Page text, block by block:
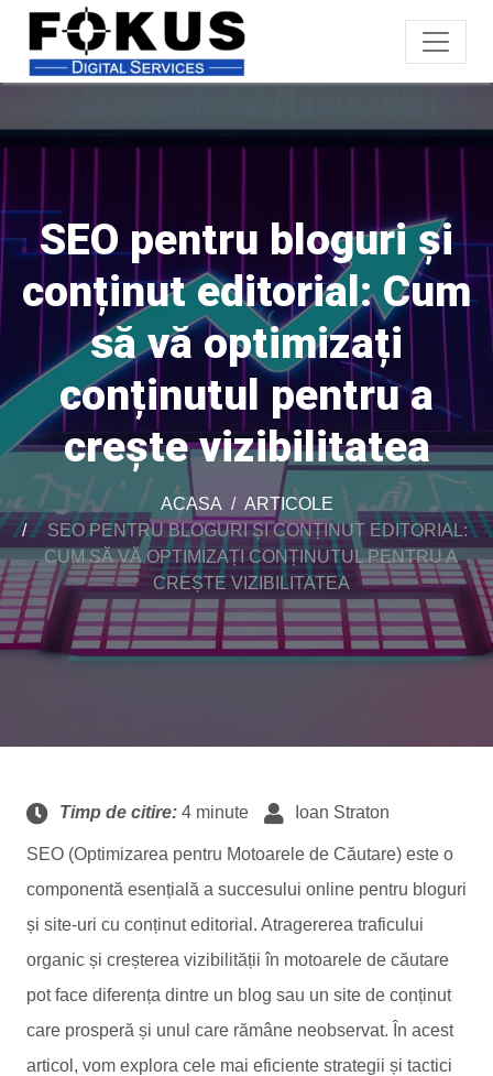
SEO pentru bloguri și
conținut editorial: Cum
să vă optimizați
conținutul pentru a
crește vizibilitatea
ACASA
ARTICOLE
SEO PENTRU BLOGURI ȘI CONȚINUT EDITORIAL:
CUM SĂ VĂ OPTIMIZAȚI CONȚINUTUL PENTRU A
CREȘTE VIZIBILITATEA
Timp de citire: 4 minute Ioan Straton
SEO (Optimizarea pentru Motoarele de Căutare) este o
componentă esențială a succesului online pentru bloguri
și site-uri cu conținut editorial. Atragererea traficului
organic și creșterea vizibilității în motoarele de căutare
pot face diferența dintre un blog sau un site de conținut
care prosperă și unul care rămâne neobservat. În acest
articol, vom explora cele mai eficiente strategii și tactici